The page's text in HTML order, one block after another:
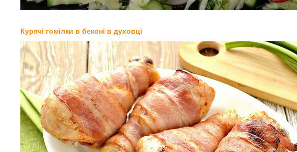
Курячі гомілки в беконі в духовці